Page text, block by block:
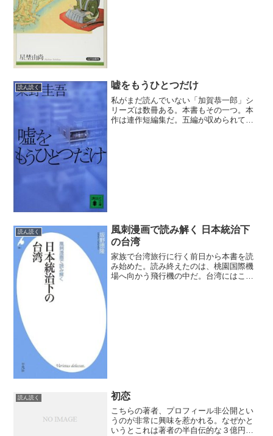
読ん読く 嘘をもうひとつだけ
私がまだ読んでいない「加賀恭一郎」シ
リーズは数冊ある。本書もその一つ。本
作は連作短編集だ。五編が収められてい
読ん読く
風刺漫画で読み解く 日本統治下
の台湾
家族で台湾旅行に行く前日から本書を読
み始めた。読み終えたのは、桃園国際機
場へ向かう飛行機の中だ。台湾にはこの
読ん読く 初恋
こちらの著者、プロフィール非公開とい
うのが非常に興味を惹かれる。なぜかと
いうとこれは著者の半自伝的な３億円事